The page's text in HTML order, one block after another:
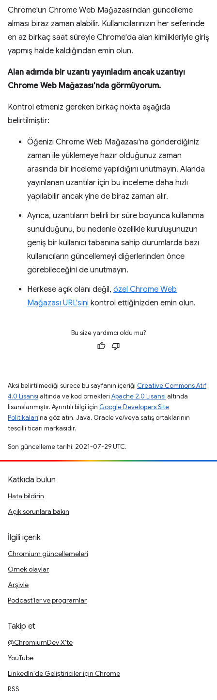
Chrome'un Chrome Web Mağazası'ndan güncelleme
alması biraz zaman alabilir. Kullanıcılarınızın her seferinde
en az birkaç saat süreyle Chrome'da alan kimlikleriyle giriş
yapmış halde kaldığından emin olun.
Alan adımda bir uzantı yayınladım ancak uzantıyı
Chrome Web Mağazası'nda görmüyorum.
Kontrol etmeniz gereken birkaç nokta aşağıda
belirtilmiştir:
Öğenizi Chrome Web Mağazası'na gönderdiğiniz
zaman ile yüklemeye hazır olduğunuz zaman
arasında bir inceleme yapıldığını unutmayın. Alanda
yayınlanan uzantılar için bu inceleme daha hızlı
yapılabilir ancak yine de biraz zaman alır.
Ayrıca, uzantıların belirli bir süre boyunca kullanıma
sunulduğunu, bu nedenle özellikle kuruluşunuzun
geniş bir kullanıcı tabanına sahip durumlarda bazı
kullanıcıların güncellemeyi diğerlerinden önce
görebileceğini de unutmayın.
Herkese açık olanı değil, özel Chrome Web
Mağazası URL'sini kontrol ettiğinizden emin olun.
Bu size yardımcı oldu mu?
Aksi belirtilmediği sürece bu sayfanın içeriği Creative Commons Atıf
4.0 Lisansı altında ve kod örnekleri Apache 2.0 Lisansı altında
lisanslanmıştır. Ayrıntılı bilgi için Google Developers Site
Politikaları'na göz atın. Java, Oracle ve/veya satış ortaklarının
tescilli ticari markasıdır.
Son güncelleme tarihi: 2021-07-29 UTC.
Katkıda bulun
Hata bildirin
Açık sorunlara bakın
İlgili içerik
Chromium güncellemeleri
Örnek olaylar
Arşivle
Podcast'ler ve programlar
Takip et
@ChromiumDev X'te
YouTube
LinkedIn'de Geliştiriciler için Chrome
RSS